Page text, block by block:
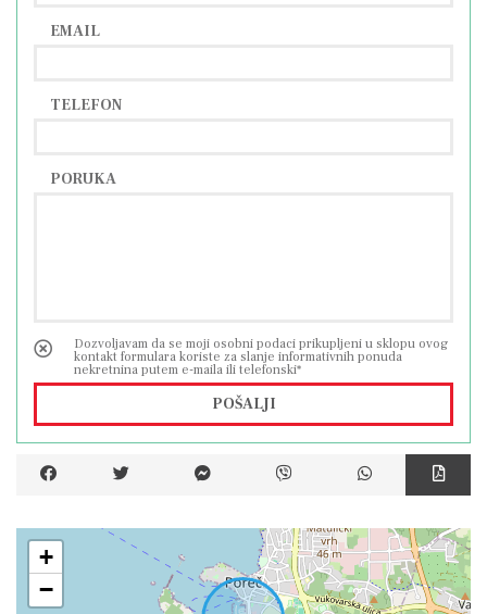
sadržajima. Osim toga, asfaltni put olakšava
Pozivamo vas da osobno doživite čari ove
oko razgledavanja, slobodno nas kontaktirajte.
EMAIL
TELEFON
PORUKA
Dozvoljavam da se moji osobni podaci prikupljeni u sklopu ovog
kontakt formulara koriste za slanje informativnih ponuda
nekretnina putem e-maila ili telefonski*
POŠALJI
+
−